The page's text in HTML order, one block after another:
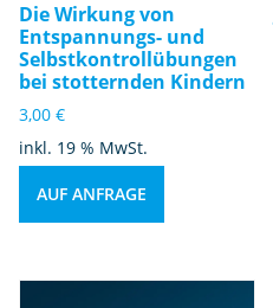
Die Wirkung von
Entspannungs- und
Selbstkontrollübungen
bei stotternden Kindern
3,00 €
inkl. 19 % MwSt.
AUF ANFRAGE